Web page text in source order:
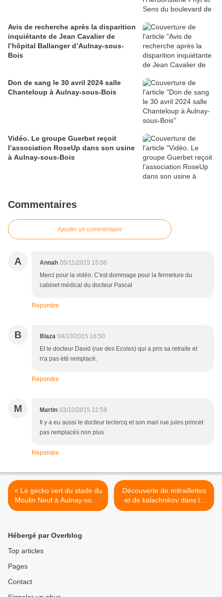
Avis de recherche après la disparition
inquiétante de Jean Cavalier de
l’hôpital Ballanger d’Aulnay-sous-
Bois
Don de sang le 30 avril 2024 salle
Chanteloup à Aulnay-sous-Bois
Vidéo. Le groupe Guerbet reçoit
l’association RoseUp dans son usine
à Aulnay-sous-Bois
Commentaires
Ajouter un commentaire
A Annah 05/11/2015 15:06
Merci pour la vidéo. C'est dommage pour la fermeture du
cabinet médical du docteur Pascal
Répondre
B Blaza 04/10/2015 16:50
Et le docteur David (rue des Ecoles) qui a pris sa retraite et
n'a pas été remplacé.
Répondre
M Martin 03/10/2015 12:59
Il y a eu aussi le docteur leclercq et son mari rue jules princet
pas remplacés non plus
Répondre
< Le gecko vert du stade du
Moulin Neuf à Aulnay-sous-
Bois
Découverte de mitraillettes
et de kalachnikov dans le
quartier des Beaudottes à
Hébergé par Overblog
Top articles
Pages
Contact